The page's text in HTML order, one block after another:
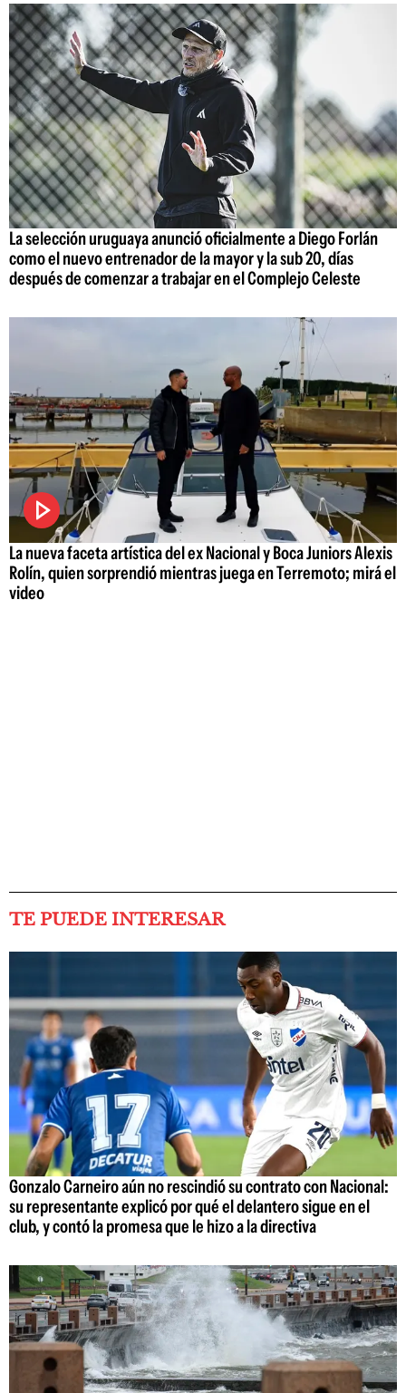
La selección uruguaya anunció oficialmente a Diego Forlán
como el nuevo entrenador de la mayor y la sub 20, días
después de comenzar a trabajar en el Complejo Celeste
La nueva faceta artística del ex Nacional y Boca Juniors Alexis
Rolín, quien sorprendió mientras juega en Terremoto; mirá el
video
TE PUEDE INTERESAR
Gonzalo Carneiro aún no rescindió su contrato con Nacional:
su representante explicó por qué el delantero sigue en el
club, y contó la promesa que le hizo a la directiva